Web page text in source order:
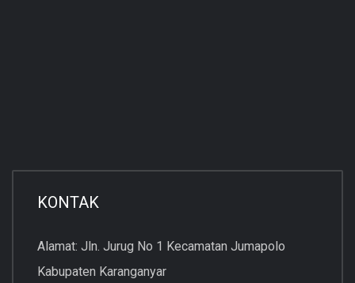
KONTAK
Alamat: Jln. Jurug No 1 Kecamatan Jumapolo
Kabupaten Karanganyar